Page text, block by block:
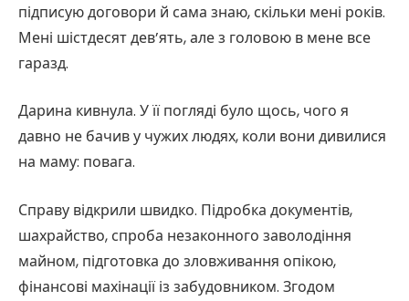
підписую договори й сама знаю, скільки мені років.
Мені шістдесят дев’ять, але з головою в мене все
гаразд.
Дарина кивнула. У її погляді було щось, чого я
давно не бачив у чужих людях, коли вони дивилися
на маму: повага.
Справу відкрили швидко. Підробка документів,
шахрайство, спроба незаконного заволодіння
майном, підготовка до зловживання опікою,
фінансові махінації із забудовником. Згодом